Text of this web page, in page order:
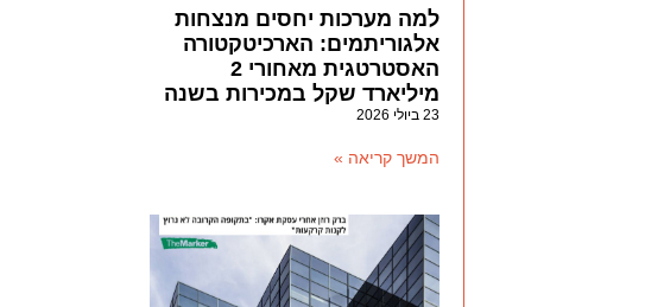
למה מערכות יחסים מנצחות
אלגוריתמים: הארכיטקטורה
האסטרטגית מאחורי 2
מיליארד שקל במכירות בשנה
23 ביולי 2026
המשך קריאה »